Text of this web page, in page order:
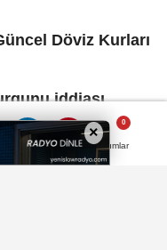
Yorumlar
Yorumlar
Döviz Kurları
iddiası…
mağdur oldu
×